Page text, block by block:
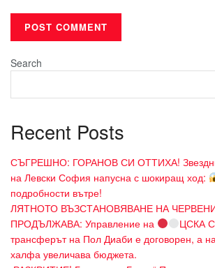
Search
Recent Posts
СЪГРЕШНО: ГОРАНОВ СИ ОТТИХА!
на Левски София напусна с шокиращ ход:
подробности вътре!
ЛЯТНОТО ВЪЗСТАНОВЯВАНЕ НА
ПРОДЪЛЖАВА: Управление на
ЦСКА
трансферът на Пол Диаби е договорен, а
халфа увеличава бюджета.